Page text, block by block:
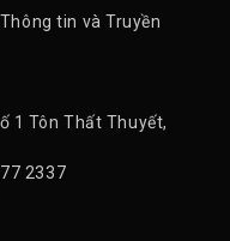
tin và Truyền
1 Tôn Thất Thuyết,
2337